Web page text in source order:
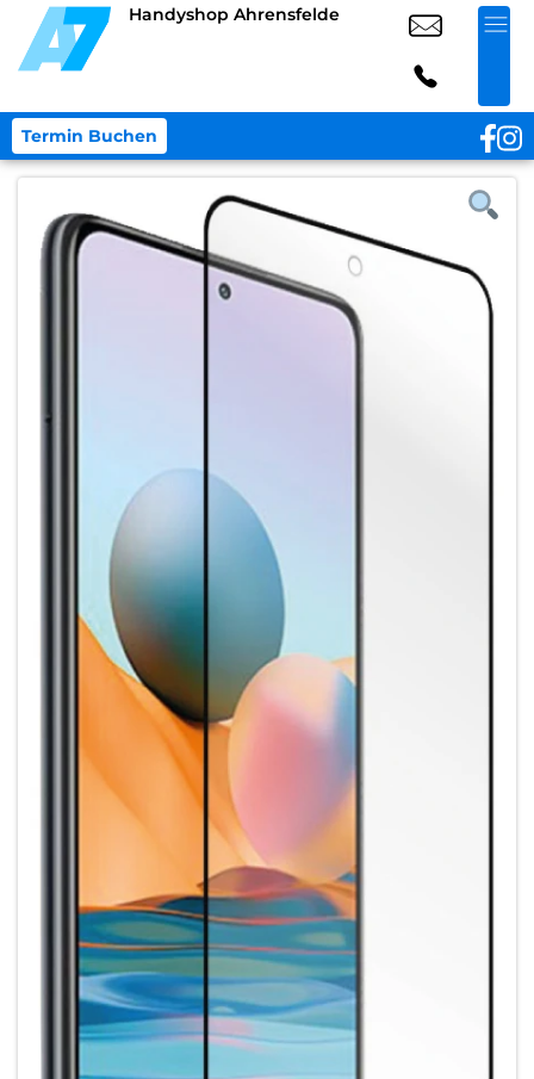
Handyshop Ahrensfelde
Termin Buchen